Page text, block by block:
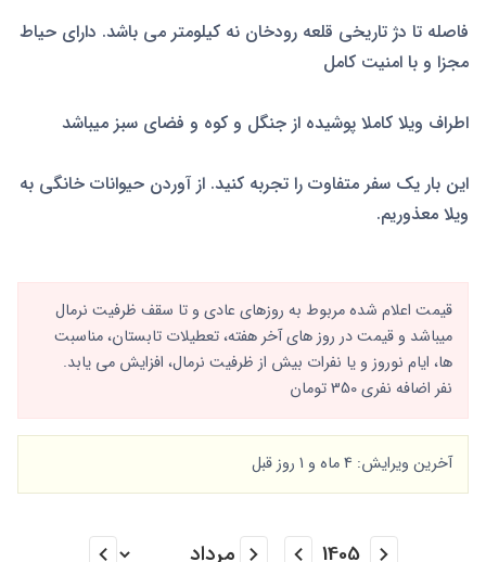
فاصله تا دژ تاریخی قلعه رودخان نه کیلومتر می باشد. دارای حیاط
مجزا و با امنیت کامل
اطراف ویلا کاملا پوشیده از جنگل و کوه و فضای سبز میباشد
این بار یک سفر متفاوت را تجربه کنید. از آوردن حیوانات خانگی به
ویلا معذوریم.
قیمت اعلام شده مربوط به روزهای عادی و تا سقف ظرفیت نرمال
میباشد و قیمت در روز های آخر هفته، تعطیلات تابستان، مناسبت
ها، ایام نوروز و یا نفرات بیش از ظرفیت نرمال، افزایش می یابد.
نفر اضافه نفری 350 تومان
آخرین ویرایش: 4 ماه و 1 روز قبل